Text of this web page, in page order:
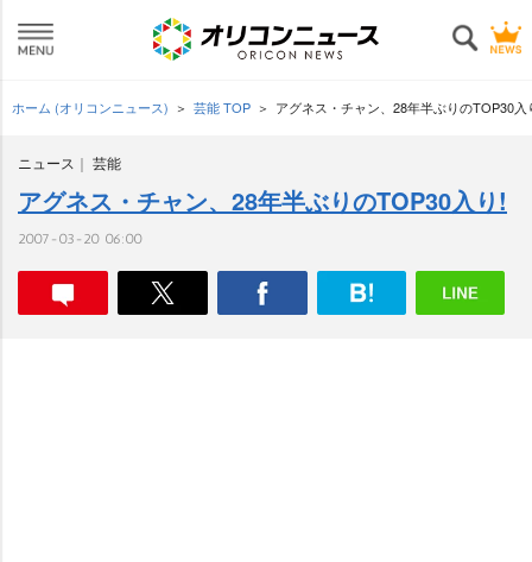
ホーム (オリコンニュース) 芸能 TOP アグネス・チャン、28年半ぶりのTOP30入
ニュース 芸能
アグネス・チャン、28年半ぶりのTOP30入り!
2007-03-20 06:00